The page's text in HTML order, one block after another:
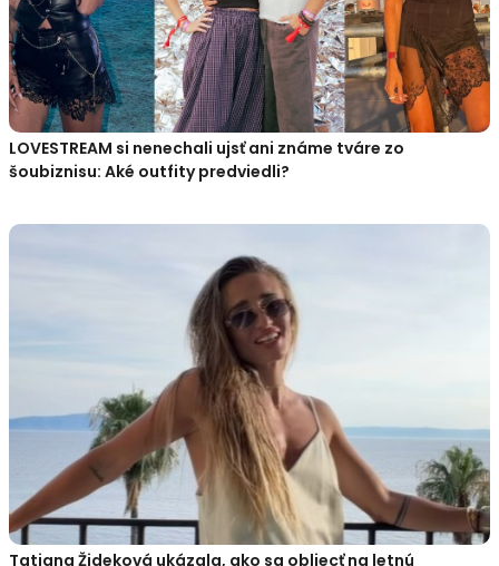
LOVESTREAM si nenechali ujsť ani známe tváre zo
šoubiznisu: Aké outfity predviedli?
Tatiana Žideková ukázala, ako sa obliecť na letnú